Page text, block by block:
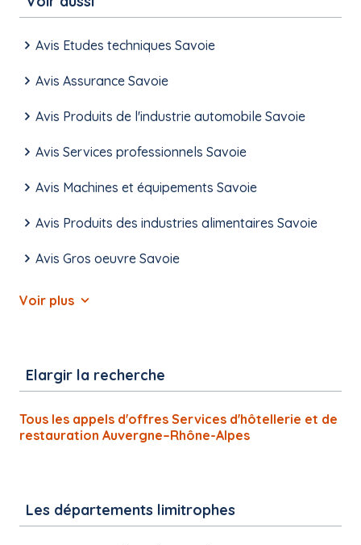
Avis Etudes techniques Savoie
Avis Assurance Savoie
Avis Produits de l'industrie automobile Savoie
Avis Services professionnels Savoie
Avis Machines et équipements Savoie
Avis Produits des industries alimentaires Savoie
Avis Gros oeuvre Savoie
Voir plus
Elargir la recherche
Tous les appels d'offres Services d'hôtellerie et de
restauration Auvergne–Rhône-Alpes
Les départements limitrophes